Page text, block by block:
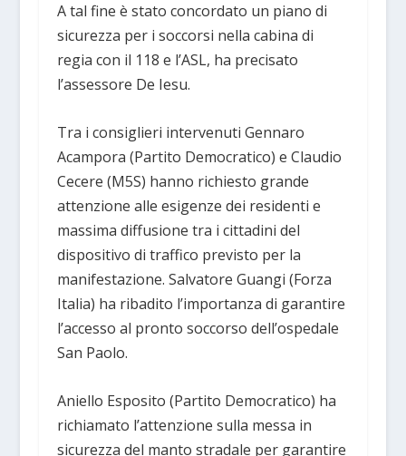
A tal fine è stato concordato un piano di
sicurezza per i soccorsi nella cabina di
regia con il 118 e l’ASL, ha precisato
l’assessore De Iesu.
Tra i consiglieri intervenuti Gennaro
Acampora (Partito Democratico) e Claudio
Cecere (M5S) hanno richiesto grande
attenzione alle esigenze dei residenti e
massima diffusione tra i cittadini del
dispositivo di traffico previsto per la
manifestazione. Salvatore Guangi (Forza
Italia) ha ribadito l’importanza di garantire
l’accesso al pronto soccorso dell’ospedale
San Paolo.
Aniello Esposito (Partito Democratico) ha
richiamato l’attenzione sulla messa in
sicurezza del manto stradale per garantire